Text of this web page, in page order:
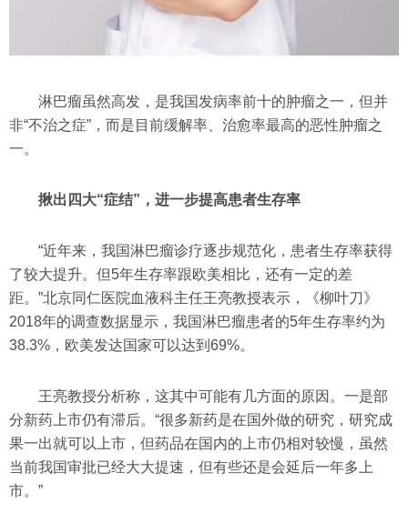
淋巴瘤虽然高发，是我国发病率前十的肿瘤之一，但并
非“不治之症”，而是目前缓解率、治愈率最高的恶性肿瘤之
一。
揪出四大“症结”，进一步提高患者生存率
“近年来，我国淋巴瘤诊疗逐步规范化，患者生存率获得
了较大提升。但5年生存率跟欧美相比，还有一定的差
距。”北京同仁医院血液科主任王亮教授表示，《柳叶刀》
2018年的调查数据显示，我国淋巴瘤患者的5年生存率约为
38.3%，欧美发达国家可以达到69%。
王亮教授分析称，这其中可能有几方面的原因。一是部
分新药上市仍有滞后。“很多新药是在国外做的研究，研究成
果一出就可以上市，但药品在国内的上市仍相对较慢，虽然
当前我国审批已经大大提速，但有些还是会延后一年多上
市。”